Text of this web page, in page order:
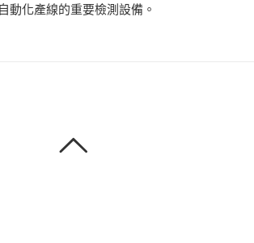
動化產線的重要檢測設備。